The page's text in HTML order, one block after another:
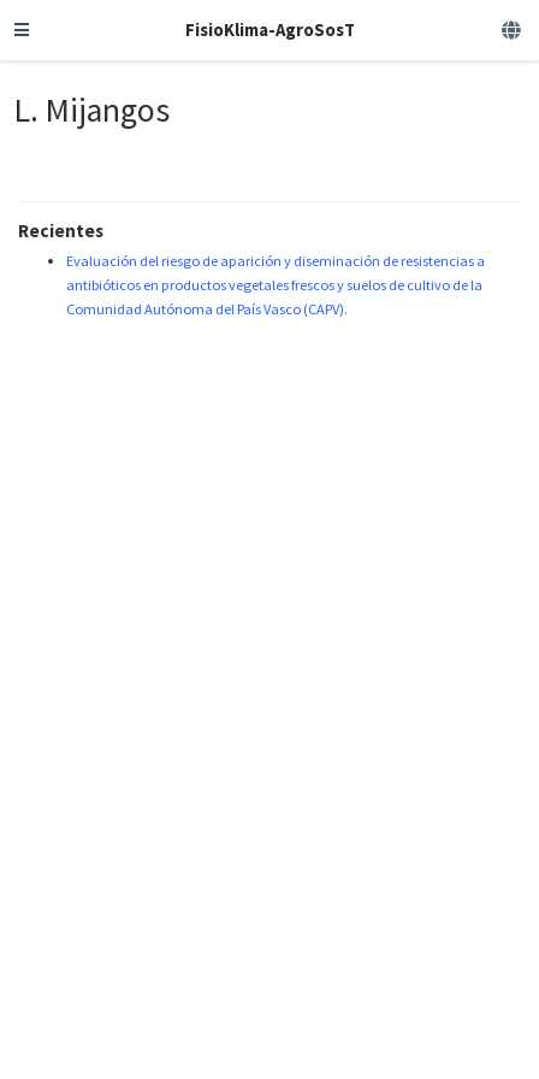
FisioKlima-AgroSosT
L. Mijangos
Recientes
Evaluación del riesgo de aparición y diseminación de resistencias a
antibióticos en productos vegetales frescos y suelos de cultivo de la
Comunidad Autónoma del País Vasco (CAPV).